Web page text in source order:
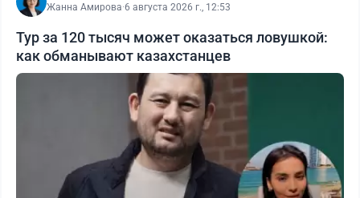
Жанна Амирова·6 августа 2026 г., 12:53
Тур за 120 тысяч может оказаться ловушкой:
как обманывают казахстанцев